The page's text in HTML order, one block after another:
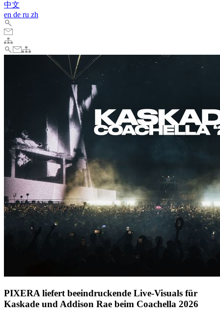
中文
en de ru zh
PIXERA liefert beeindruckende Live-Visuals für
Kaskade und Addison Rae beim Coachella 2026